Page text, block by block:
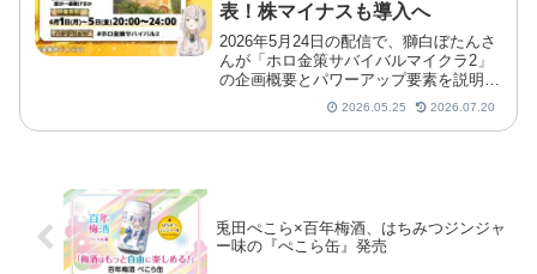
表！株マイナスも導入へ
2026年5月24日の配信で、獅白ぼたんさ
んが「ホロ金策サバイバルマイクラ2」
の企画概要とパワーアップ要素を説明し
ました。前回から約1年を経て戻ってく
る今回は、職業ポイント制や株のマイナ
ス変動など、遊び方に幅を持たせた内容
2026.05.25 2026.07.20
兎田ぺこら×百年梅酒、はちみつジンジャ
ー味の『ぺこら缶』発売